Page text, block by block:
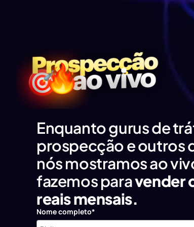
Enquanto gurus de
prospecção e outros
nós mostramos ao
fazemos paravender
reais mensais.
Nome completo*